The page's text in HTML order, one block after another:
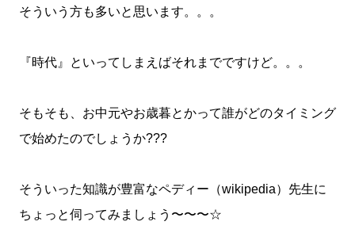
そういう方も多いと思います。。。
『時代』といってしまえばそれまでですけど。。。
そもそも、お中元やお歳暮とかって誰がどのタイミング
で始めたのでしょうか???
そういった知識が豊富なペディー（wikipedia）先生に
ちょっと伺ってみましょう〜〜〜☆